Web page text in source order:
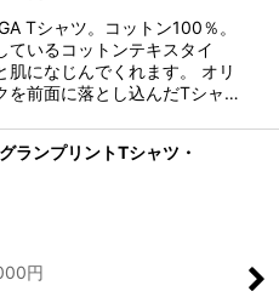
Tシャツ。コットン100％。
ているコットンテキスタイ
肌になじんでくれます。 オリ
を前面に落とし込んだTシャ…
ンプリントTシャツ・
円